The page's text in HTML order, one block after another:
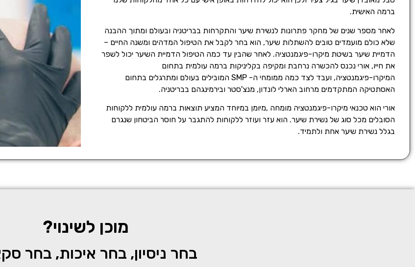
ברמה האישית.
לאחר מספר שנים של מחקר פתרונות לנשירת שיער והתקרחות בבריטניה ובעולם ומתוך ההבנה
שלא כולם מועמדים טובים להשתלות שיער, הוא בחר לקבל את הטיפול המדהים ומשנה החיים –
הדמיית שיער בשיטת מיקרו-פיגמנטציה. לאחר שהבין עד כמה הטיפול הדמיית השיער יכול לשפר
את חייו, אורי נכנס להכשרה נרחבת ומקיפה בקליניקות ברמה עולמית בתחום
המיקרו-פיגמנטציה, ועבד לצד כמה ממומחי ה- SMP המובילים בעולם ומתרגלים בתחום
האסתטיקה המתקדמים מרחוב הארלי לונדון, מנצ'סטר ובירמינגהם בבריטניה.
אורי הוא טכנאי מיקרו-פיגמנטציה מומחה ,מיומן במיוחד המציע תוצאות ברמה עולמית ללקוחות
הסובלים מכל סוג של נשירת שיער. הוא עזר ועוזר ללקוחות להתגבר על חוסר הביטחון שנגרם
בגלל נשירת שיער אחת ולתמיד.
מוכן לשינוי?
בחר ניסיון, בחר איכות, בחר